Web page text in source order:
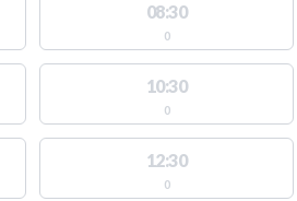
08:30
0
10:30
0
12:30
0